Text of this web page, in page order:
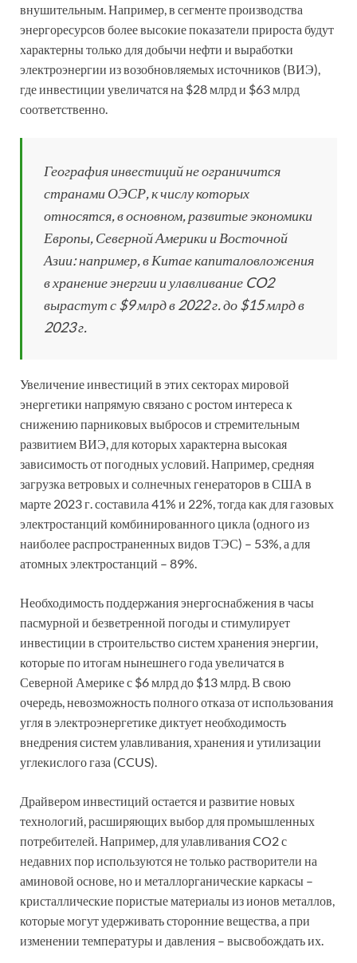
внушительным. Например, в сегменте производства
энергоресурсов более высокие показатели прироста будут
характерны только для добычи нефти и выработки
электроэнергии из возобновляемых источников (ВИЭ),
где инвестиции увеличатся на $28 млрд и $63 млрд
соответственно.
География инвестиций не ограничится
странами ОЭСР, к числу которых
относятся, в основном, развитые экономики
Европы, Северной Америки и Восточной
Азии: например, в Китае капиталовложения
в хранение энергии и улавливание CO2
вырастут с $9 млрд в 2022 г. до $15 млрд в
2023 г.
Увеличение инвестиций в этих секторах мировой
энергетики напрямую связано с ростом интереса к
снижению парниковых выбросов и стремительным
развитием ВИЭ, для которых характерна высокая
зависимость от погодных условий. Например, средняя
загрузка ветровых и солнечных генераторов в США в
марте 2023 г. составила 41% и 22%, тогда как для газовых
электростанций комбинированного цикла (одного из
наиболее распространенных видов ТЭС) – 53%, а для
атомных электростанций – 89%.
Необходимость поддержания энергоснабжения в часы
пасмурной и безветренной погоды и стимулирует
инвестиции в строительство систем хранения энергии,
которые по итогам нынешнего года увеличатся в
Северной Америке с $6 млрд до $13 млрд. В свою
очередь, невозможность полного отказа от использования
угля в электроэнергетике диктует необходимость
внедрения систем улавливания, хранения и утилизации
углекислого газа (CCUS).
Драйвером инвестиций остается и развитие новых
технологий, расширяющих выбор для промышленных
потребителей. Например, для улавливания CO2 с
недавних пор используются не только растворители на
аминовой основе, но и металлорганические каркасы –
кристаллические пористые материалы из ионов металлов,
которые могут удерживать сторонние вещества, а при
изменении температуры и давления – высвобождать их.